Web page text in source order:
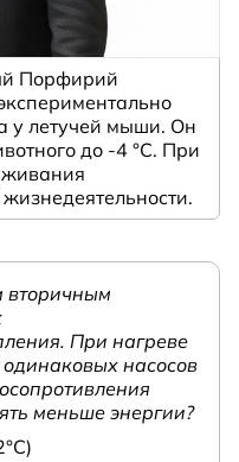
Порфирий
у летучей мыши. Он
до -4 °C. При
вторичным
При нагреве
насосов
меньше энергии?